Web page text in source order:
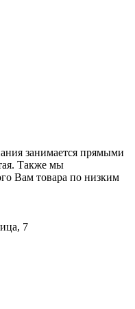
занимается прямыми
Также мы
Вам товара по низким
7